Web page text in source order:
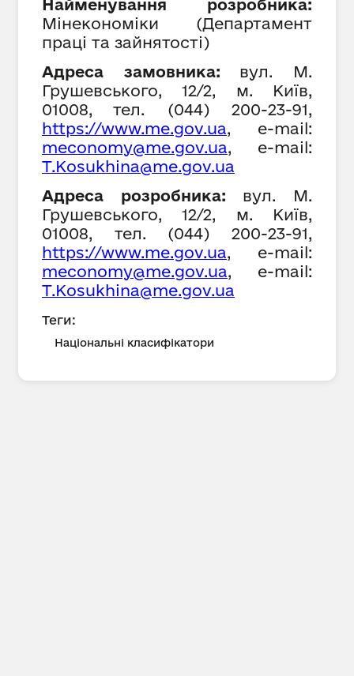
Найменування розробника:
Мінекономіки (Департамент
праці та зайнятості)
Адреса замовника:
вул. М.
Грушевського, 12/2, м. Київ,
01008,
тел. (044) 200-23-91,
https://www.me.gov.ua, е-mail:
meconomy@me.gov.ua, е-mail:
T.Kosukhina@me.gov.ua
Адреса розробника:
вул. М.
Грушевського, 12/2, м. Київ,
01008, тел. (044) 200-23-91,
https://www.me.gov.ua, е-mail:
meconomy@me.gov.ua, е-mail:
T.Kosukhina@me.gov.ua
Теги:
Національні класифікатори